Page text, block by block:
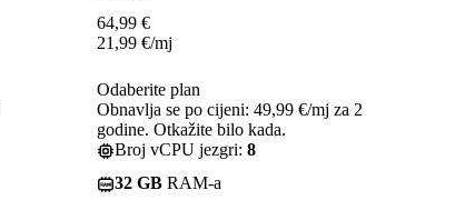
64,99 €
21,99 €/mj
Odaberite plan
Obnavlja se po cijeni: 49,99 €/mj za 2
godine. Otkažite bilo kada.
Broj vCPU jezgri: 8
32 GB RAM-a